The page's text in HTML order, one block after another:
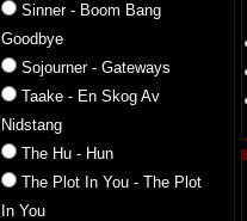
Sinner - Boom Bang
Goodbye
Sojourner - Gateways
Taake - En Skog Av
Nidstang
The Hu - Hun
The Plot In You - The Plot
In You